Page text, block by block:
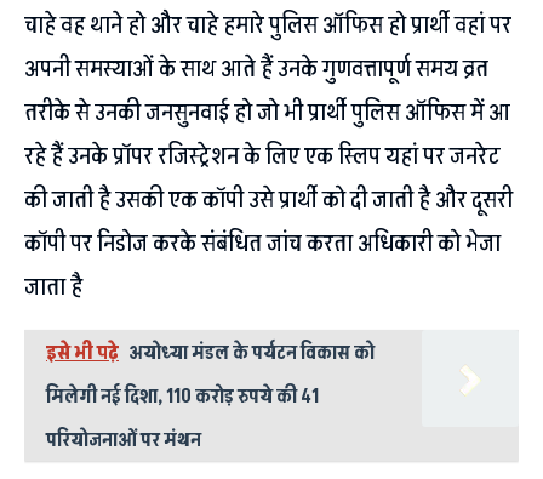
चाहे वह थाने हो और चाहे हमारे पुलिस ऑफिस हो प्रार्थी वहां पर
अपनी समस्याओं के साथ आते हैं उनके गुणवत्तापूर्ण समय व्रत
तरीके से उनकी जनसुनवाई हो जो भी प्रार्थी पुलिस ऑफिस में आ
रहे हैं उनके प्रॉपर रजिस्ट्रेशन के लिए एक स्लिप यहां पर जनरेट
की जाती है उसकी एक कॉपी उसे प्रार्थी को दी जाती है और दूसरी
कॉपी पर निडोज करके संबंधित जांच करता अधिकारी को भेजा
जाता है
इसे भी पढ़े अयोध्या मंडल के पर्यटन विकास को
मिलेगी नई दिशा, 110 करोड़ रुपये की 41
परियोजनाओं पर मंथन